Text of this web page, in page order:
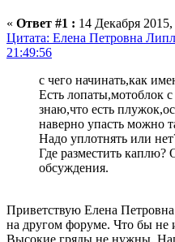
« Ответ #1 : 14 Декабря
Цитата: Елена Петровна
21:49:56
с чего начинать,как
Есть лопаты,мотоблок
знаю,что есть
наверно упасть можно
Надо уплотнять или
Где разместить каплю?
обсуждения.
Приветствую Елена
на другом форуме. Что бы не
Высокие гряды не нужны.